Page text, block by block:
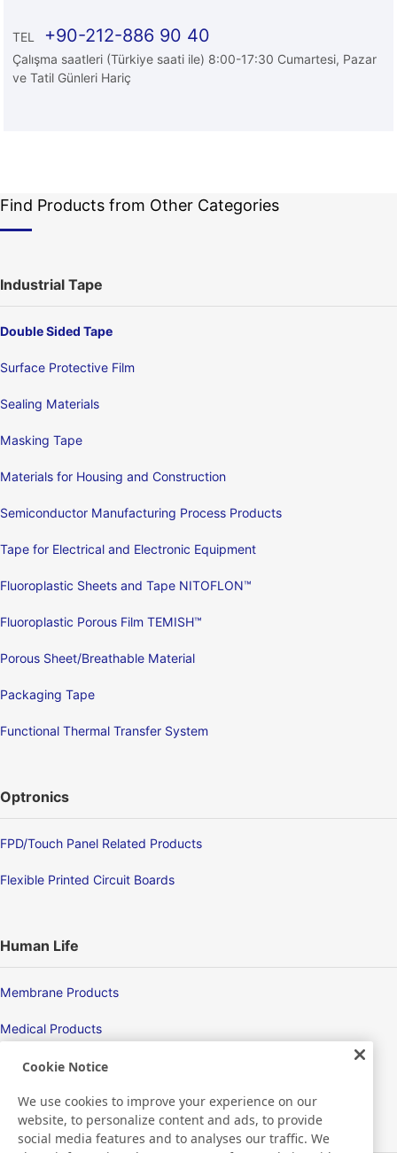
TEL +90-212-886 90 40
Çalışma saatleri (Türkiye saati ile) 8:00-17:30 Cumartesi, Pazar
ve Tatil Günleri Hariç
Find Products from Other Categories
Industrial Tape
Double Sided Tape
Surface Protective Film
Sealing Materials
Masking Tape
Materials for Housing and Construction
Semiconductor Manufacturing Process Products
Tape for Electrical and Electronic Equipment
Fluoroplastic Sheets and Tape NITOFLON™
Fluoroplastic Porous Film TEMISH™
Porous Sheet/Breathable Material
Packaging Tape
Functional Thermal Transfer System
Optronics
FPD/Touch Panel Related Products
Flexible Printed Circuit Boards
Human Life
Membrane Products
Medical Products
Hygiene
New Products/Technologies
Cookie Notice
We use cookies to improve your experience on our
website, to personalize content and ads, to provide
social media features and to analyses our traffic. We